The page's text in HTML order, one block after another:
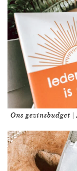
Ons gezinsbudget